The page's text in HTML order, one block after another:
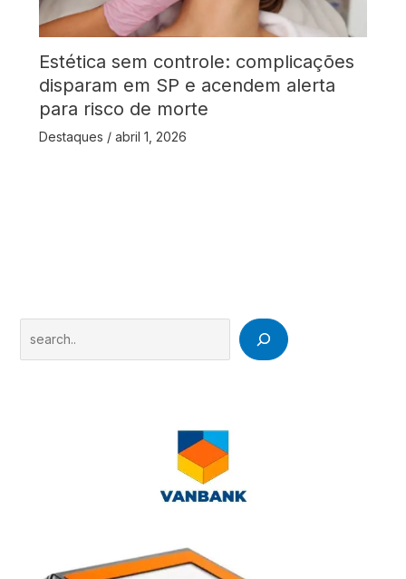
Estética sem controle: complicações
disparam em SP e acendem alerta
para risco de morte
Destaques / abril 1, 2026